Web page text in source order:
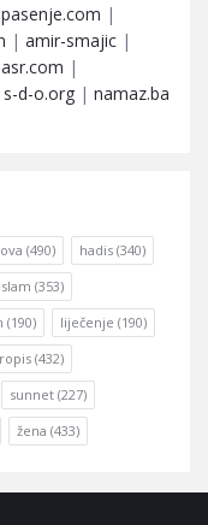
|
| amir-smajic |
|
s-d-o.org | namaz.ba
(490) hadis (340)
islam (353)
(190) liječenje (190)
(432)
sunnet (227)
žena (433)